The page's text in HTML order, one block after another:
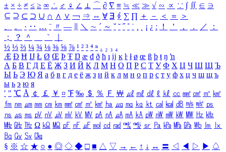
± × ÷ ≠ ≤ ≥ ∞ ∴ ♂ ♀ ∠ ⊥ ⌒ ∂ ∇ ≡ ≒ ≪ ≫ √ ∽ ∝ ∵ ∫ ∬ ∈ ∋
⊆ ⊇ ⊂ ⊃ ∪ ∩ ∧ ∨ ￢ ⇒ ⇔ ∀ ∃ ∮ ∑ ∏ ＋ － ＜ ＝
＞
、
。 · ‥ … ¨ 〃 ― ＼ ∼ ´ ～ ˇ ˘ ˝ ˚ ˙ ¸ ¡ ¿ ː ！ ＇ ， ． ／
：
；
？ ＾ ｀
½ ⅓ ⅔ ¼ ¾ ⅛ ⅜ ⅝ ⅞ ¹ ² ³ ⁴ ⁿ ₁ ₂ ₃ ₄
Æ Ð Ħ Ĳ Ł Ø Œ Þ Ŧ Ŋ æ đ ð ħ ı ĳ ĸ ŀ ł ø œ ß þ ŧ ŋ ŉ
А Б В Г Д Е Ё Ж З И Й К Л М Н О П Р С Т У Ф Х Ц Ч Ш Щ Ъ
Ы Ь Э Ю Я а б в г д е ё ж з и й к л м н о п р с т у ф х ц ч ш щ ъ
ы ь э ю я
′ ″ ℃ Å ￠ ￡ ￥ ¤ ℉ ‰ ＄ ％ Ｆ ￦ ㎕ ㎖ ㎗ ℓ ㎘ ㏄ ㎣ ㎤ ㎥ ㎦
㎙ ㎚ ㎛ ㎜ ㎝ ㎞ ㎟ ㎠ ㎡ ㎢ ㏊ ㎍ ㎎ ㎏ ㏏ ㎈ ㎉ ㏈ ㎧ ㎨ ㎰
㎱ ㎲ ㎳ ㎴ ㎵ ㎶ ㎷ ㎸ ㎹ ㎀ ㎁ ㎂ ㎃ ㎄ ㎺ ㎻ ㎽ ㎾ ㎿ ㎐ ㎑
㎒ ㎓ ㎔ Ω ㏀ ㏁ ㎊ ㎋ ㎌ ㏖ ㏅ ㎭ ㎮ ㎯ ㏛ ㎩ ㎪ ㎫ ㎬ ㏝ ㏐
㏓
㏃ ㏉ ㏜ ㏆
§ ※ ☆ ★ ○ ● ◎ ◇ ◆ □ ■ △ ▽ → ← ↑ ↓ ↔ 〓 ◁ ◀ ▷ ▶ ♤